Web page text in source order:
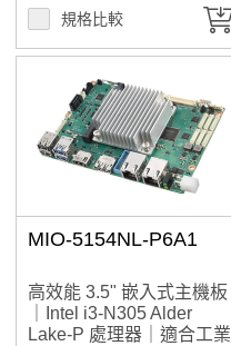
規格比較
MIO-5154NL-P6A1
高效能 3.5" 嵌入式主機板
｜Intel i3-N305 Alder
Lake-P 處理器｜適合工業